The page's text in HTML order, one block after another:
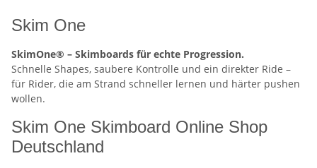
Skim One
SkimOne® – Skimboards für echte Progression.
Schnelle Shapes, saubere Kontrolle und ein direkter Ride –
für Rider, die am Strand schneller lernen und härter pushen
wollen.
Skim One Skimboard Online Shop
Deutschland